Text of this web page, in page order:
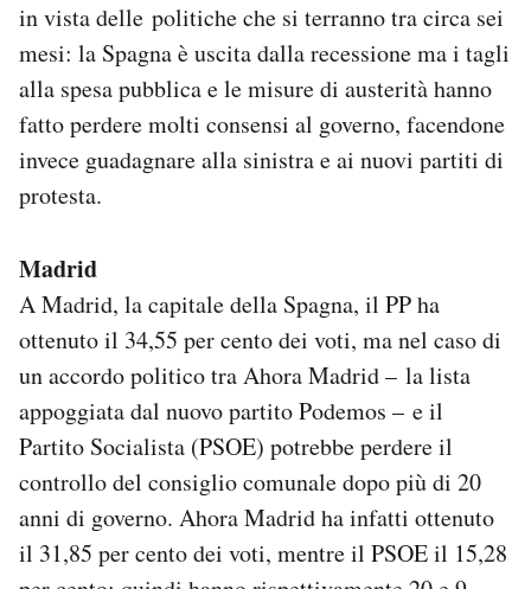
in vista delle politiche che si terranno tra circa sei
mesi: la Spagna è uscita dalla recessione ma i tagli
alla spesa pubblica e le misure di austerità hanno
fatto perdere molti consensi al governo, facendone
invece guadagnare alla sinistra e ai nuovi partiti di
protesta.
Madrid
A Madrid, la capitale della Spagna, il PP ha
ottenuto il 34,55 per cento dei voti, ma nel caso di
un accordo politico tra Ahora Madrid – la lista
appoggiata dal nuovo partito Podemos – e il
Partito Socialista (PSOE) potrebbe perdere il
controllo del consiglio comunale dopo più di 20
anni di governo. Ahora Madrid ha infatti ottenuto
il 31,85 per cento dei voti, mentre il PSOE il 15,28